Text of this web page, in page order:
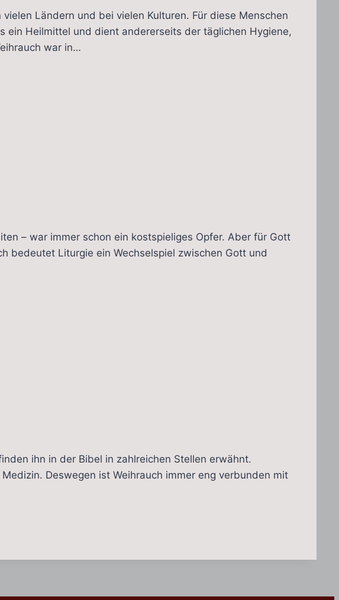
Ländern und bei vielen Kulturen. Für diese Menschen
ein Heilmittel und dient andererseits der täglichen Hygiene,
war in…
– war immer schon ein kostspieliges Opfer. Aber für Gott
bedeutet Liturgie ein Wechselspiel zwischen Gott und
ihn in der Bibel in zahlreichen Stellen erwähnt.
Deswegen ist Weihrauch immer eng verbunden mit